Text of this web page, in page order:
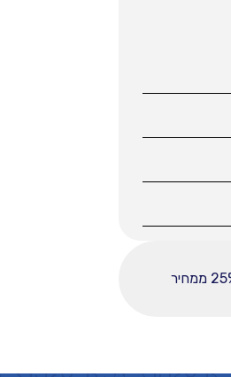
ההחזר החודשי לחודש המפורט לעיל מבוסס על עסקה הכוללת מקדמה בסך 38000, ובפריסה ל-60 תשלומים. רכיב הבלון בהלוואה בגובה 25% ממחיר